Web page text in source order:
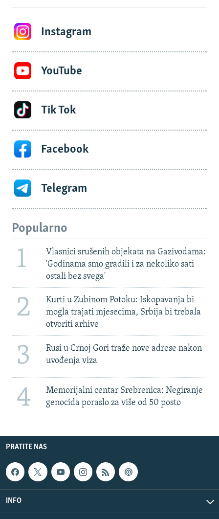
Instagram
YouTube
Tik Tok
Facebook
Telegram
Popularno
1
Vlasnici srušenih objekata na Gazivodama:
'Godinama smo gradili i za nekoliko sati
ostali bez svega'
2
Kurti u Zubinom Potoku: Iskopavanja bi
mogla trajati mjesecima, Srbija bi trebala
otvoriti arhive
3
Rusi u Crnoj Gori traže nove adrese nakon
uvođenja viza
4
Memorijalni centar Srebrenica: Negiranje
genocida poraslo za više od 50 posto
PRATITE NAS
INFO